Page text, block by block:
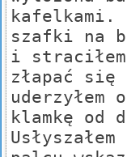
kafelkami.
szafki na
i straciłem
złapać się
uderzyłem
klamkę od